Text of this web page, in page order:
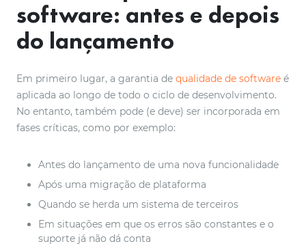
software: antes e depois
do lançamento
Em primeiro lugar, a garantia de qualidade de software é
aplicada ao longo de todo o ciclo de desenvolvimento.
No entanto, também pode (e deve) ser incorporada em
fases críticas, como por exemplo:
Antes do lançamento de uma nova funcionalidade
Após uma migração de plataforma
Quando se herda um sistema de terceiros
Em situações em que os erros são constantes e o
suporte já não dá conta